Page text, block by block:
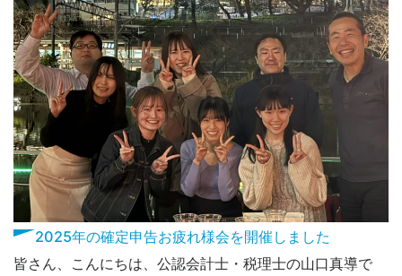
2025年の確定申告お疲れ様会を開催しました
皆さん、こんにちは、公認会計士・税理士の山口真導で